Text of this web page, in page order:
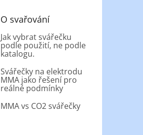
O svařování
Jak vybrat svářečku
podle použití, ne podle
katalogu.
Svářečky na elektrodu
MMA jako řešení pro
reálné podmínky
MMA vs CO2 svářečky